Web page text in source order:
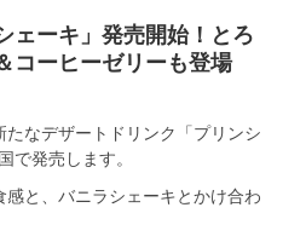
ェーキ」発売開始！とろ
コーヒーゼリーも登場
なデザートドリンク「プリンシ
で発売します。
と、バニラシェーキとかけ合わ